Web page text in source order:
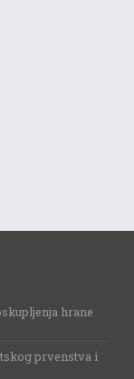
hrane
prvenstva i